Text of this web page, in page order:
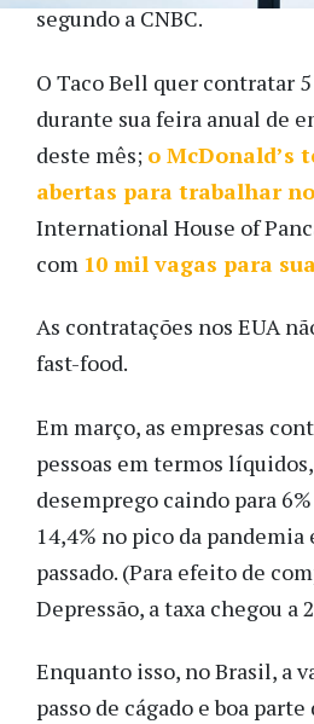
segundo a CNBC.
O Taco Bell quer contratar
durante sua feira anual de
deste mês; o McDonald’s
abertas para trabalhar
International House of
com 10 mil vagas para
As contratações nos EUA
fast-food.
Em março, as empresas
pessoas em termos
desemprego caindo para
14,4% no pico da
passado. (Para efeito de
Depressão, a taxa chegou a
Enquanto isso, no Brasil, a
passo de cágado e boa